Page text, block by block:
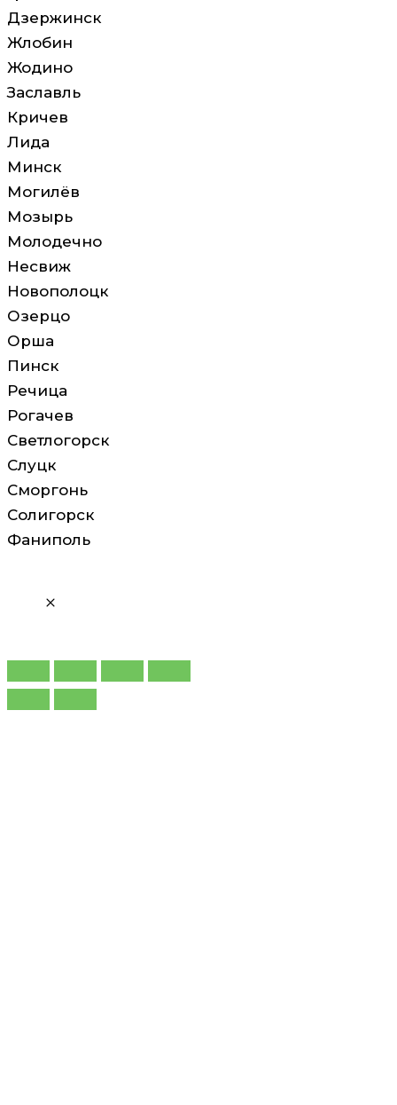
Дзержинск
Жлобин
Жодино
Заславль
Кричев
Лида
Минск
Могилёв
Мозырь
Молодечно
Несвиж
Новополоцк
Озерцо
Орша
Пинск
Речица
Рогачев
Светлогорск
Слуцк
Сморгонь
Солигорск
Фаниполь